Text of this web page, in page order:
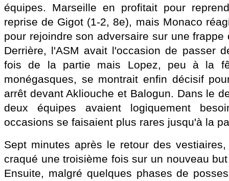
équipes. Marseille en profitait pour
reprise de Gigot (1-2, 8e), mais Monaco
pour rejoindre son adversaire sur une
Derrière, l'ASM avait l'occasion de passer
fois de la partie mais Lopez, peu à la
monégasques, se montrait enfin décisif
arrêt devant Akliouche et Balogun. Dans le
deux équipes avaient logiquement
occasions se faisaient plus rares jusqu'à la
Sept minutes après le retour des
craqué une troisième fois sur un nouveau
Ensuite, malgré quelques phases de